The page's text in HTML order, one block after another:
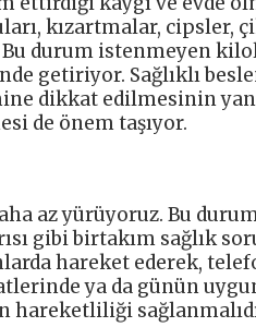
kızartmalar, cipsler,
durum istenmeyen
getiriyor. Sağlıklı
dikkat edilmesinin yanı
de önem taşıyor.
az yürüyoruz. Bu
gibi birtakım sağlık
hareket ederek,
ya da günün
hareketliliği